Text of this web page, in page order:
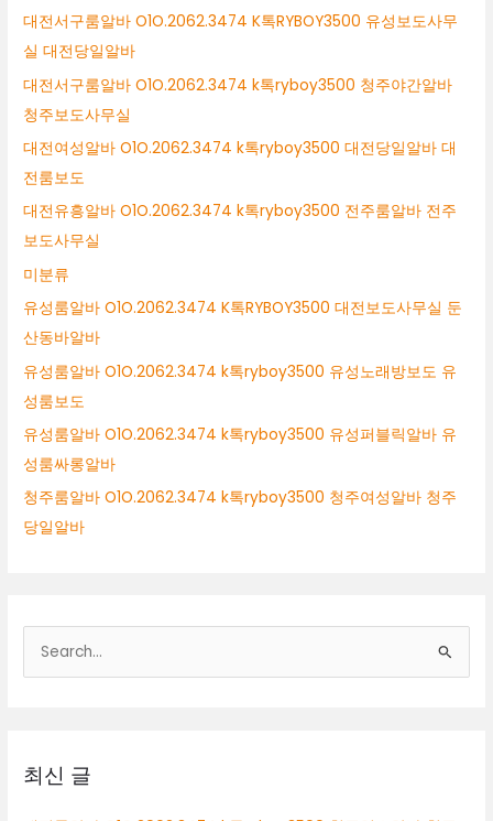
대전서구룸알바 O1O.2062.3474 K톡RYBOY3500 유성보도사무
실 대전당일알바
대전서구룸알바 O1O.2062.3474 k톡ryboy3500 청주야간알바
청주보도사무실
대전여성알바 O1O.2062.3474 k톡ryboy3500 대전당일알바 대
전룸보도
대전유흥알바 O1O.2062.3474 k톡ryboy3500 전주룸알바 전주
보도사무실
미분류
유성룸알바 O1O.2062.3474 K톡RYBOY3500 대전보도사무실 둔
산동바알바
유성룸알바 O1O.2062.3474 k톡ryboy3500 유성노래방보도 유
성룸보도
유성룸알바 O1O.2062.3474 k톡ryboy3500 유성퍼블릭알바 유
성룸싸롱알바
청주룸알바 O1O.2062.3474 k톡ryboy3500 청주여성알바 청주
당일알바
색
최신 글